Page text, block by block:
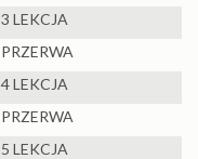
3 LEKCJA
PRZERWA
4 LEKCJA
PRZERWA
5 LEKCJA